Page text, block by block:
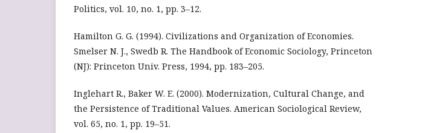
Politics, vol. 10, no. 1, pp. 3–12.
Hamilton G. G. (1994). Civilizations and Organization of Economies.
Smelser N. J., Swedb R. The Handbook of Economic Sociology, Princeton
(NJ): Princeton Univ. Press, 1994, pp. 183–205.
Inglehart R., Baker W. E. (2000). Modernization, Cultural Change, and
the Persistence of Traditional Values. American Sociological Review,
vol. 65, no. 1, pp. 19–51.